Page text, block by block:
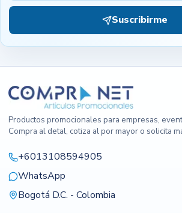
Suscribirme
Productos promocionales para empresas,
Compra al detal, cotiza al por mayor o solicita
+6013108594905
WhatsApp
Bogotá D.C. - Colombia